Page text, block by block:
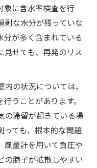
象に含水率検査を行
剰な水分が残っていな
分が多く含まれている
せても、再発のリス
の状況については、
うことがあります。
の滞留が起きている場
ても、根本的な問題
量計を用いて負圧や
の胞子が拡散しやすい